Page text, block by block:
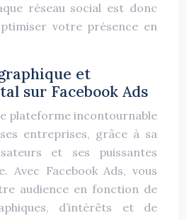
réseau social est donc
votre présence en
et
sur Facebook Ads
plateforme incontournable
entreprises, grâce à sa
et ses puissantes
Avec Facebook Ads, vous
audience en fonction de
d’intérêts et de